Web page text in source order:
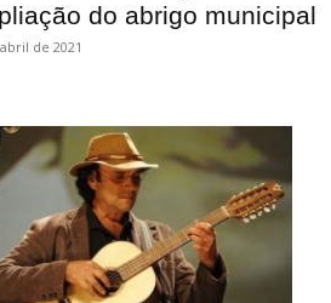
do abrigo municipal
de 2021